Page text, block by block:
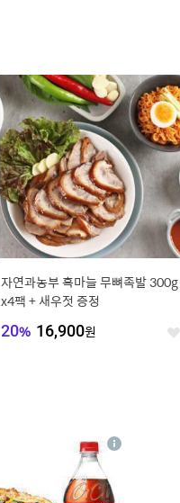
자연과농부 흑마늘 무뼈족발 300g
x4팩 + 새우젓 증정
20% 16,900원 좋
상